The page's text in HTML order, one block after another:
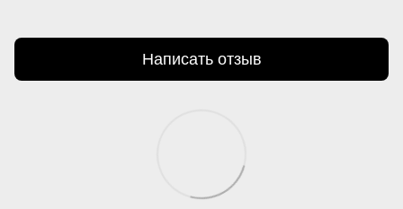
Написать отзыв